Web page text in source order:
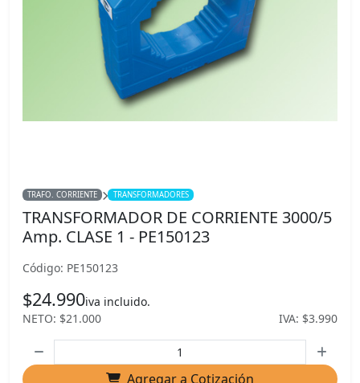
TRAFO. CORRIENTE TRANSFORMADORES
TRANSFORMADOR DE CORRIENTE 3000/5
Amp. CLASE 1 - PE150123
Código: PE150123
$24.990iva incluido.
NETO: $21.000
IVA: $3.990
Agregar a Cotización